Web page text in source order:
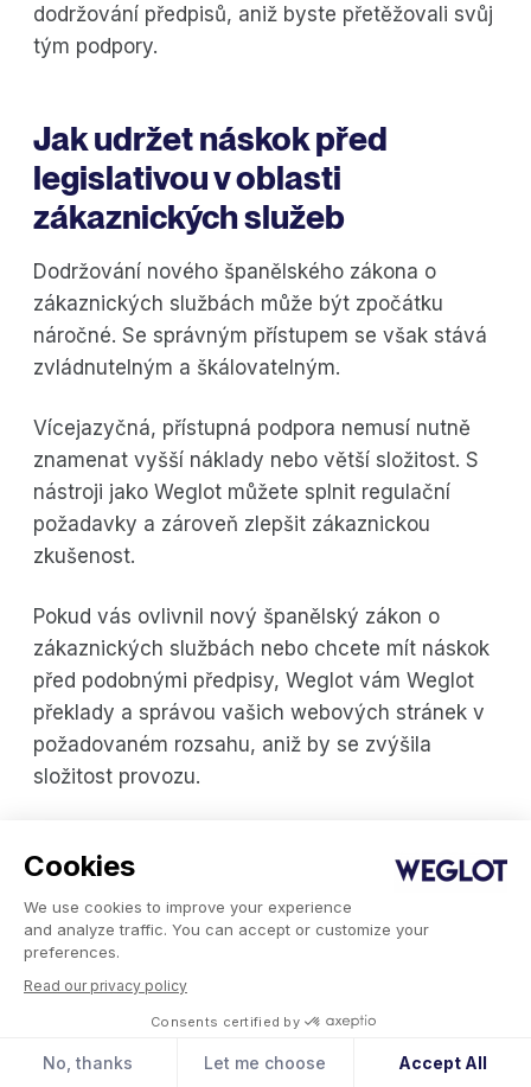
Cookies
We use cookies to improve your experience
and analyze traffic. You can accept or customize your
preferences.
Read our privacy policy
Consents certified by
No, thanks Let me choose Accept All
dodržování předpisů, aniž byste přetěžovali svůj
tým podpory.
Jak udržet náskok před
legislativou v oblasti
zákaznických služeb
Dodržování nového španělského zákona o
zákaznických službách může být zpočátku
náročné. Se správným přístupem se však stává
zvládnutelným a škálovatelným.
Vícejazyčná, přístupná podpora nemusí nutně
znamenat vyšší náklady nebo větší složitost. S
nástroji jako Weglot můžete splnit regulační
požadavky a zároveň zlepšit zákaznickou
zkušenost.
Pokud vás ovlivnil nový španělský zákon o
zákaznických službách nebo chcete mít náskok
před podobnými předpisy, Weglot vám Weglot
překlady a správou vašich webových stránek v
požadovaném rozsahu, aniž by se zvýšila
složitost provozu.
webových stránek po celém světě a na portálu
G2 získává trvale vysoké hodnocení za snadné
používání a spolehlivost. Vyzkoušejte si, jak vám
Weglot pomůže spustit a spravovat vícejazyčné
webové stránky s jistotou, a Weglotdíky
14denní bezplatné zkušební verzi